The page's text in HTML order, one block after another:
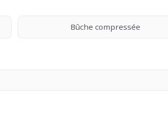
Bûche compressée